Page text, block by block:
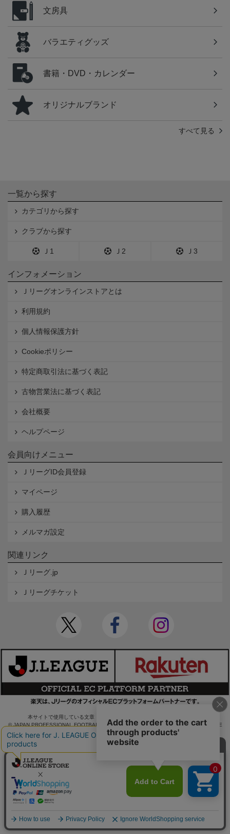
文房具
バラエティグッズ
書籍・DVD・カレンダー
オリジナルブランド
すべて見る
一覧から探す
カテゴリから探す
クラブから探す
Ｊ1 Ｊ2 Ｊ3
インフォメーション
Ｊリーグオンラインストアとは
利用規約
個人情報保護方針
Cookieポリシー
特定商取引法に基づく表記
古物営業法に基づく表記
会社概要
ヘルプページ
会員向けメニュー
ＪリーグID会員登録
マイページ
購入履歴
メルマガ設定
関連リンク
Ｊリーグ.jp
Ｊリーグチケット
本サイトで使用している文章・画像等の無断での複製・転載を禁止します。
© JAPAN PROFESSIONAL FOOTBALL LEAGUE Rakuten Group, Inc. ALL RIGHTS RE
SERVED.